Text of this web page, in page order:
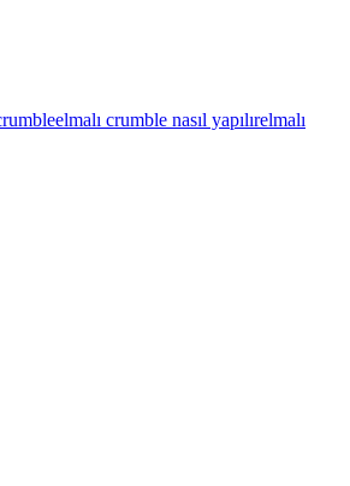
elmalı crumble nasıl yapılırelmalı